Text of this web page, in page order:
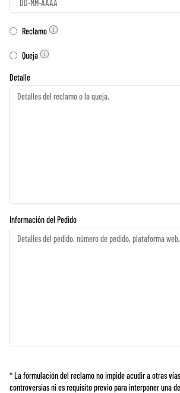
Reclamo
Queja
Detalle
Información del Pedido
* La formulación del reclamo no impide acudir a otras
controversias ni es requisito previo para interponer una